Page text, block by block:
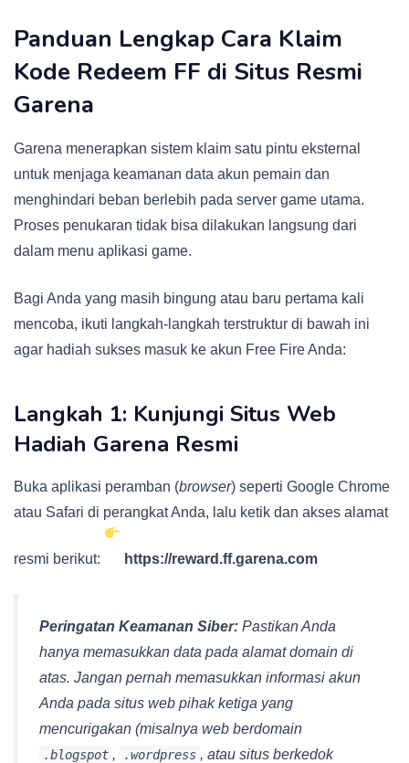
Panduan Lengkap Cara Klaim
Kode Redeem FF di Situs Resmi
Garena
Garena menerapkan sistem klaim satu pintu eksternal
untuk menjaga keamanan data akun pemain dan
menghindari beban berlebih pada server game utama.
Proses penukaran tidak bisa dilakukan langsung dari
dalam menu aplikasi game.
Bagi Anda yang masih bingung atau baru pertama kali
mencoba, ikuti langkah-langkah terstruktur di bawah ini
agar hadiah sukses masuk ke akun Free Fire Anda:
Langkah 1: Kunjungi Situs Web
Hadiah Garena Resmi
Buka aplikasi peramban (browser) seperti Google Chrome
atau Safari di perangkat Anda, lalu ketik dan akses alamat
resmi berikut: https://reward.ff.garena.com
Peringatan Keamanan Siber: Pastikan Anda
hanya memasukkan data pada alamat domain di
atas. Jangan pernah memasukkan informasi akun
Anda pada situs web pihak ketiga yang
mencurigakan (misalnya web berdomain
.blogspot , .wordpress , atau situs berkedok